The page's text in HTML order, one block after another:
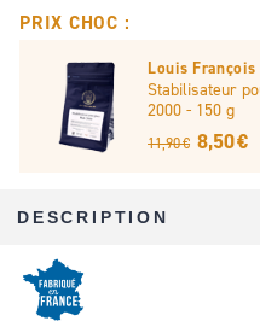
PRIX CHOC :
Louis François
Stabilisateur
2000 - 150 g
11,90 € 8,50 €
DESCRIPTION